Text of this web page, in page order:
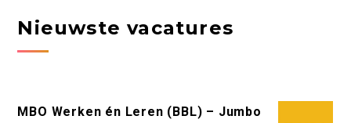
Nieuwste vacatures
MBO Werken én Leren (BBL) – Jumbo